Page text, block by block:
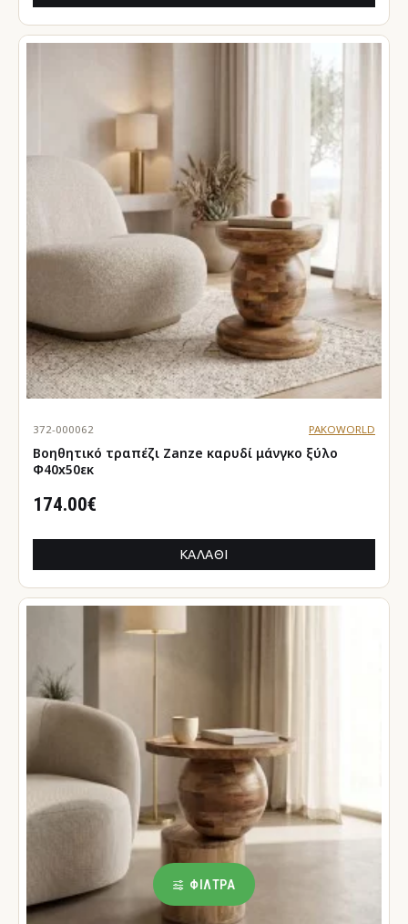
372-000062 PAKOWORLD
Βοηθητικό τραπέζι Zanze καρυδί μάνγκο ξύλο
Φ40x50εκ
174.00€
ΚΑΛΆΘΙ
ΦΊΛΤΡΑ